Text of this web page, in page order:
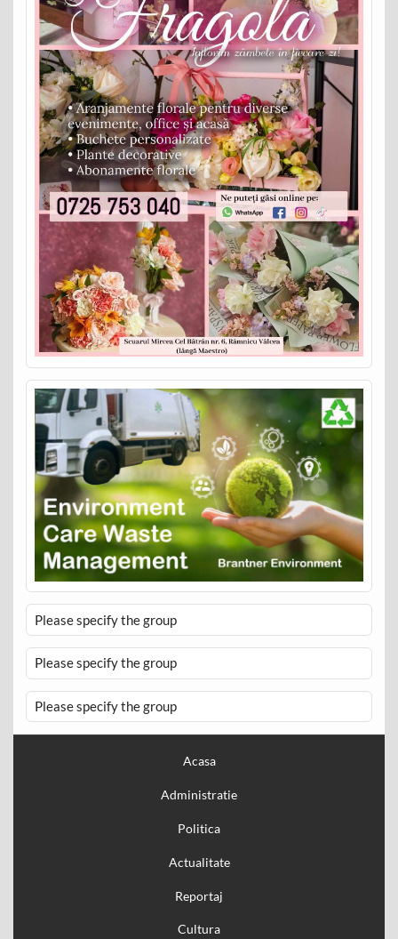
Please specify the group
Please specify the group
Please specify the group
Acasa
Administratie
Politica
Actualitate
Reportaj
Cultura